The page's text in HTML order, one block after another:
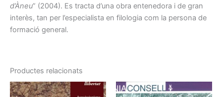
d’Àneu” (2004). Es tracta d’una obra entenedora i de gran
interès, tan per l’especialista en filologia com la persona de
formació general.
Productes relacionats